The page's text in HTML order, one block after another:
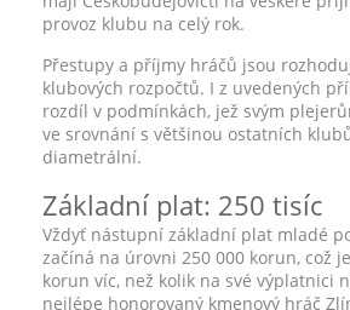
provoz klubu na celý rok.
Přestupy a příjmy hráčů jsou
klubových rozpočtů. I z uvedených
rozdíl v podmínkách, jež svým
ve srovnání s většinou ostatních
diametrální.
Základní plat: 250 tisíc
Vždyť nástupní základní plat mladé
začíná na úrovni 250 000 korun, což
korun víc, než kolik na své výplatnici
nejlépe honorovaný kmenový hráč